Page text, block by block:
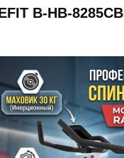
B-HB-8285CB